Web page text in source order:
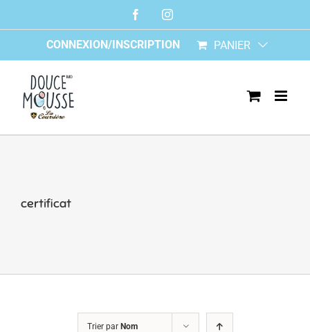
FacebookInstagram
CONNEXION/INSCRIPTION PANIER
certificat
Trier par Nom